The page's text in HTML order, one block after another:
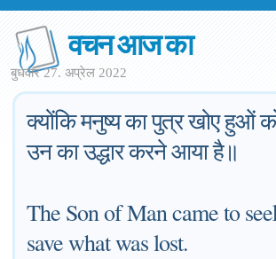
वचन आज का
बुधवार 27. अप्रेल 2022
क्योंकि मनुष्य का पुत्र खोए हुओं
उन का उद्धार करने आया है॥
The Son of Man came to
save what was lost.